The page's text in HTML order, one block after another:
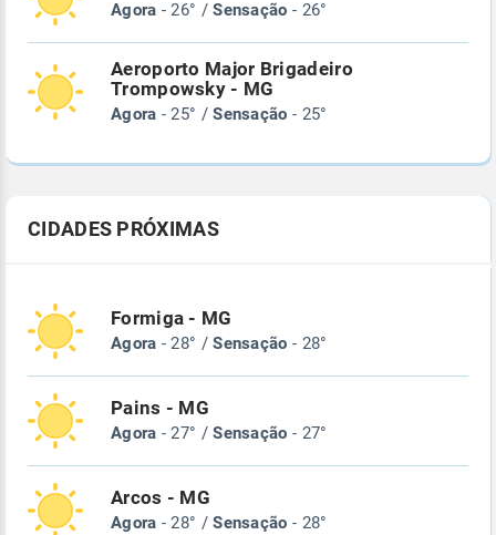
Agora - 26° /Sensação - 26°
Aeroporto Major Brigadeiro
Trompowsky - MG
Agora - 25° /Sensação - 25°
CIDADES PRÓXIMAS
Formiga - MG
Agora - 28° /Sensação - 28°
Pains - MG
Agora - 27° /Sensação - 27°
Arcos - MG
Agora - 28° /Sensação - 28°